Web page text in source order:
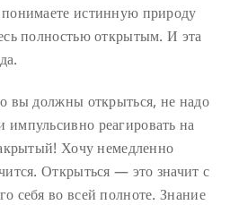
истинную природу
полностью открытым. И эта
вы должны открыться, не надо
реагировать на
Хочу немедленно
Открыться — это значит с
себя во всей полноте. Знание